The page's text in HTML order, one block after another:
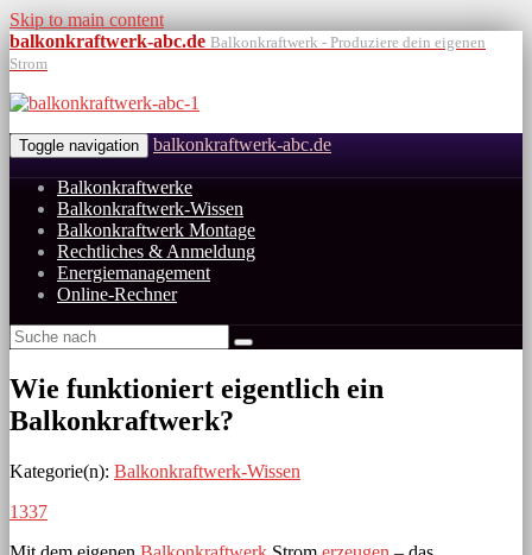
Skip to main content
balkonkraftwerk-abc.de Balkonkraftwerk - Produziere dein eigenen
Strom
Toggle navigation balkonkraftwerk-abc.de
Balkonkraftwerke
Balkonkraftwerk-Wissen
Balkonkraftwerk Montage
Rechtliches & Anmeldung
Energiemanagement
Online-Rechner
Wie funktioniert eigentlich ein
Balkonkraftwerk?
Kategorie(n): Balkonkraftwerk-Wissen
1337